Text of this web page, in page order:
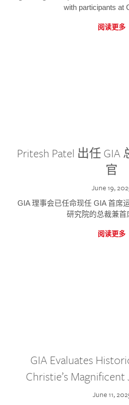
with participants at
阅读更多
Pritesh Patel 出任
官
June 19,
GIA 理事会已任命现任 GIA 首席
研究院的总裁兼首
阅读更多
GIA Evaluates
Christie’s
June 11,